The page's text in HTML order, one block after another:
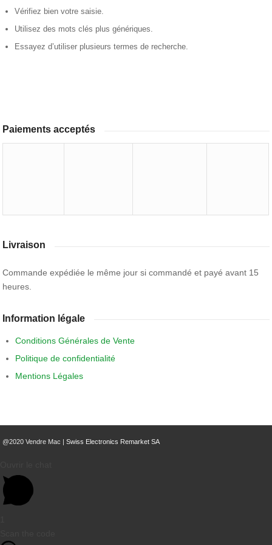
Vérifiez bien votre saisie.
Utilisez des mots clés plus génériques.
Essayez d’utiliser plusieurs termes de recherche.
Paiements acceptés
Livraison
Commande expédiée le même jour si commandé et payé avant 15
heures.
Information légale
Conditions Générales de Vente
Politique de confidentialité
Mentions Légales
@2020 Vendre Mac |Swiss Electronics Remarket SA